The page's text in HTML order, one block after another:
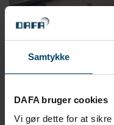
Samtykke
DAFA bruger cookies
Vi gør dette for at